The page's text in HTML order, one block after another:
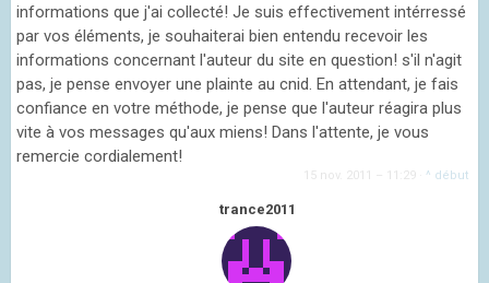
informations que j'ai collecté! Je suis effectivement intérressé
par vos éléments, je souhaiterai bien entendu recevoir les
informations concernant l'auteur du site en question! s'il n'agit
pas, je pense envoyer une plainte au cnid. En attendant, je fais
confiance en votre méthode, je pense que l'auteur réagira plus
vite à vos messages qu'aux miens! Dans l'attente, je vous
remercie cordialement!
15 nov. 2011 – 11:29 ^ début
trance2011